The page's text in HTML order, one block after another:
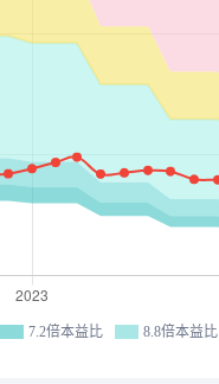
7.2倍本益比 8.8倍本益比